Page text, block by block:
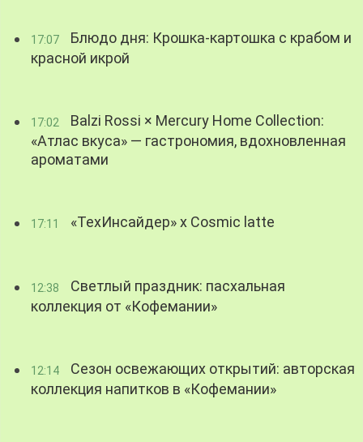
17:07
Блюдо дня: Крошка-картошка с крабом и
красной икрой
17:02
Balzi Rossi × Mercury Home Collection:
«Атлас вкуса» — гастрономия, вдохновленная
ароматами
17:11 «ТехИнсайдер» х Cosmic latte
12:38
Светлый праздник: пасхальная
коллекция от «Кофемании»
12:14
Сезон освежающих открытий: авторская
коллекция напитков в «Кофемании»